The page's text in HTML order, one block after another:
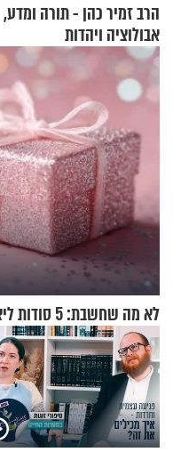
הרב זמיר כהן - תורה ומדע,
אבולוציה ויהדות
לא מה שחשבת: 5 סודות ליצירת מראה מטופח ורענן